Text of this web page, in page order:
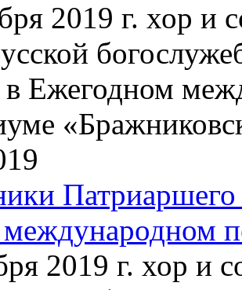
2019 г. хор и
в Ежегодном
2019 г. хор и